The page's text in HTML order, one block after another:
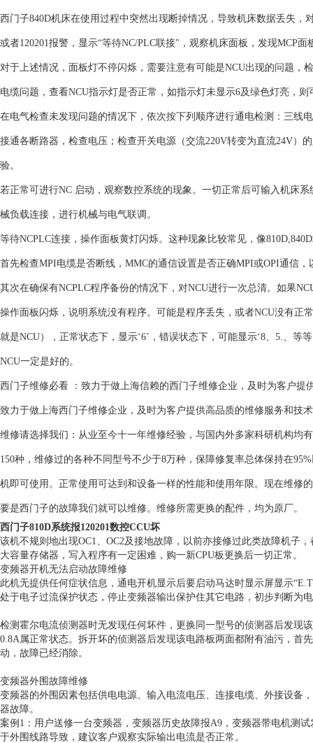
西门子840D机床在使用过程中突然出现断掉情况，导致机床数据丢失，
或者120201报警，显示“等待NC/PLC联接"，观察机床面板，发现MCP面
对于上述情况，面板灯不停闪烁，需要注意有可能是NCU出现的问题，
电缆问题，查看NCU指示灯是否正常，如指示灯未显示6及绿色灯亮，
在电气检查未发现问题的情况下，依次按下列顺序进行通电检测：三线
接通各断路器，检查电压；检查开关电源（交流220V转变为直流24V）
验。
若正常可进行NC 启动，观察数控系统的现象。一切正常后可输入机床
械负载连接，进行机械与电气联调。
等待NCPLC连接，操作面板黄灯闪烁。这种现象比较常见，像
首先检查MPI电缆是否断线，MMC的通信设置是否正确MPI或OPI通信，
其次在确保有NCPLC程序备份的情况下，对NCU进行一次总清。如果
操作面板闪烁，说明系统没有程序。可能是程序丢失，或者NCU没有正
就是NCU），正常状态下，显示‘6’，错误状态下，可能显示‘8、5.、
NCU一定是好的。
西门子维修必看 ：致力于做上海信赖的西门子维修企业，及时为客户提
致力于做上海西门子维修企业，及时为客户提供高品质的维修服务和技
维修请选择我们：从业至今十一年维修经验，与国内外多家科研机构均
150种，维修过的各种不同型号不少于8万种，保障修复率总体保持在
机即可使用。正常使用可达到和设备一样的性能和使用年限。现在维修
要是西门子的故障我们就可以维修。维修所需更换的配件，均为原厂。
西门子810D系统报120201数控CCU坏
该机不规则地出现OC1、OC2及接地故障，以前亦接修过此类故障机子
大容量存储器，写入程序有一定困难，购一新CPU板更换后一切正常。
变频器开机无法启动故障维修
此机无提供任何症状信息，通电开机显示后要启动马达时显示屏显示
处于电子过流保护状态，停止变频器输出保护住其它电路，初步判断为
检测霍尔电流侦测器时无发现任何坏件，更换同一型号的侦测器后发现
0.8A属正常状态。拆开坏的侦测器后发现该电路板两面都附有油污，首
动，故障已经消除。
变频器外围故障维修
变频器的外围因素包括供电电源、输入电流电压、连接电缆、外接设备
器故障。
案例1：用户送修一台变频器，变频器历史故障报A9，变频器带电机测
于外围线路导致，建议客户观察实际输出电流是否正常。